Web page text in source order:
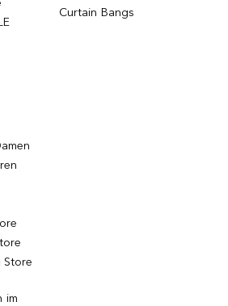
Curtain Bangs
Store
im